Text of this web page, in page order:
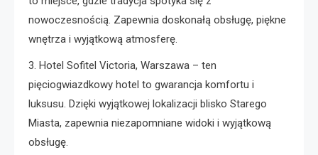
nowoczesnością. Zapewnia doskonałą obsługę, piękne
wnętrza i wyjątkową atmosferę.
3. Hotel Sofitel Victoria, Warszawa – ten
pięciogwiazdkowy hotel to gwarancja komfortu i
luksusu. Dzięki wyjątkowej lokalizacji blisko Starego
Miasta, zapewnia niezapomniane widoki i wyjątkową
obsługę.